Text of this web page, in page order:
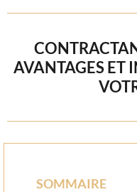
AVANTAGES ET
SOMMAIRE